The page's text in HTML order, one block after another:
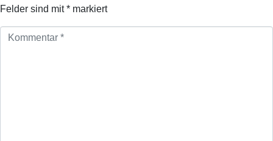
Felder sind mit* markiert